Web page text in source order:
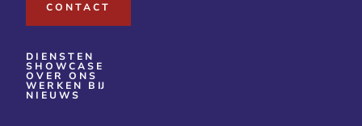
CONTACT
DIENSTEN
SHOWCASE
OVER ONS
WERKEN BIJ
NIEUWS